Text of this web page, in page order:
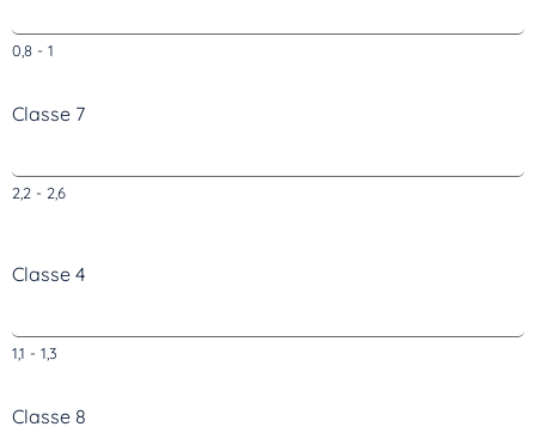
0,8 - 1
Classe 7
2,2 - 2,6
Classe 4
1,1 - 1,3
Classe 8